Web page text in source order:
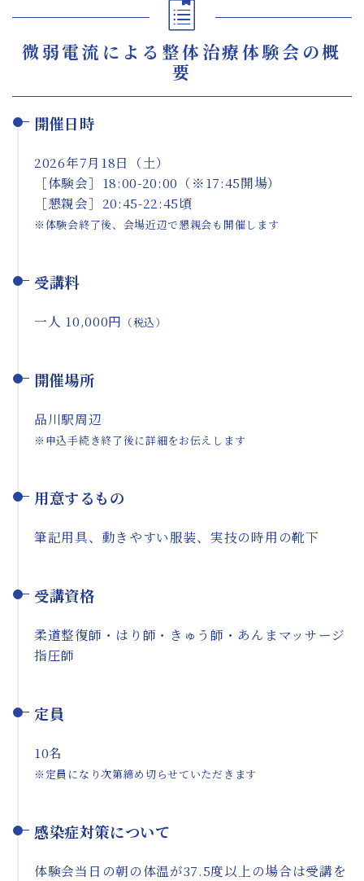
微弱電流による整体治療体験会の概
要
開催日時
2026年7月18日（土）
［体験会］18:00-20:00（※17:45開場）
［懇親会］20:45-22:45頃
※体験会終了後、会場近辺で懇親会も開催します
受講料
一人 10,000円 （税込）
開催場所
品川駅周辺
※申込手続き終了後に詳細をお伝えします
用意するもの
筆記用具、動きやすい服装、実技の時用の靴下
受講資格
柔道整復師・はり師・きゅう師・あんまマッサージ
指圧師
定員
10名
※定員になり次第締め切らせていただきます
感染症対策について
体験会当日の朝の体温が37.5度以上の場合は受講を